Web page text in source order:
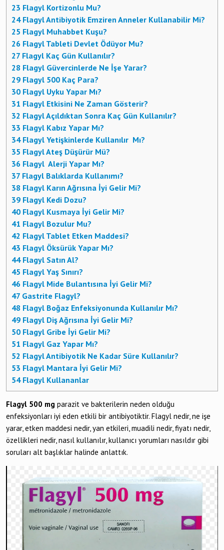
23 Flagyl Kortizonlu Mu?
24Flagyl Antibiyotik Emziren Anneler Kullanabilir Mi?
25 Flagyl Muhabbet Kuşu?
26 Flagyl Tableti Devlet Ödüyor Mu?
27 Flagyl Kaç Gün Kullanılır?
28 Flagyl Güvercinlerde Ne İşe Yarar?
29 Flagyl 500 Kaç Para?
30 Flagyl Uyku Yapar Mı?
31 Flagyl Etkisini Ne Zaman Gösterir?
32 Flagyl Açıldıktan Sonra Kaç Gün Kullanılır?
33 Flagyl Kabız Yapar Mı?
34Flagyl Yetişkinlerde Kullanılır Mı?
35 Flagyl Ateş Düşürür Mü?
36 Flagyl Alerji Yapar Mı?
37 Flagyl Balıklarda Kullanımı?
38 Flagyl Karın Ağrısına İyi Gelir Mi?
39 Flagyl Kedi Dozu?
40 Flagyl Kusmaya İyi Gelir Mi?
41 Flagyl Bozulur Mu?
42 Flagyl Tablet Etken Maddesi?
43 Flagyl Öksürük Yapar Mı?
44Flagyl Satın Al?
45 Flagyl Yaş Sınırı?
46 Flagyl Mide Bulantısına İyi Gelir Mi?
47 Gastrite Flagyl?
48 Flagyl Boğaz Enfeksiyonunda Kullanılır Mı?
49 Flagyl Diş Ağrısına İyi Gelir Mi?
50 Flagyl Gribe İyi Gelir Mi?
51 Flagyl Gaz Yapar Mı?
52 Flagyl Antibiyotik Ne Kadar Süre Kullanılır?
53 Flagyl Mantara İyi Gelir Mi?
54Flagyl Kullananlar
Flagyl 500 mg parazit ve bakterilerin neden olduğu
enfeksiyonları iyi eden etkili bir antibiyotiktir. Flagyl nedir, ne işe
yarar, etken maddesi nedir, yan etkileri, muadili nedir, fiyatı nedir,
özellikleri nedir, nasıl kullanılır, kullanıcı yorumları nasıldır gibi
soruları alt başlıklar halinde anlattık.